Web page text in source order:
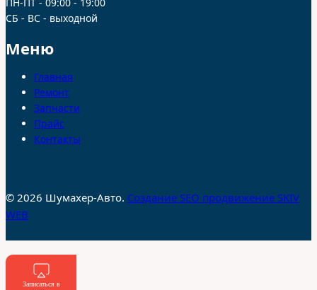
ПН-ПТ - 09:00 - 19:00
СБ - ВС - выходной
Меню
Главная
Ремонт
Запчасти
Прайс
Контакты
© 2026 Шумахер-Авто. Создание SEO продвижение SKIV
WEB
Записаться в